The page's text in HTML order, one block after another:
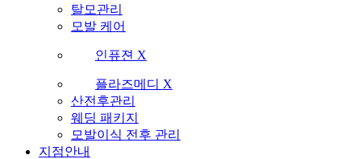
탈모관리
모발 케어
인퓨젼 X
플라즈메디 X
산전후관리
웨딩 패키지
모발이식 전후 관리
지점안내